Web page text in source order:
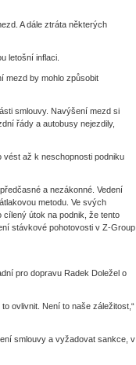
A dále ztráta některých
letošní inflaci.
mezd by mohlo způsobit
smlouvy. Navýšení mezd si
řády a autobusy nejezdily,
vést až k neschopnosti podniku
a nezákonné. Vedení
metodu. Ve svých
útok na podnik, že tento
stávkové pohotovosti v Z-Group
pro dopravu Radek Doležel o
ovlivnit. Není to naše záležitost,“
smlouvy a vyžadovat sankce, v